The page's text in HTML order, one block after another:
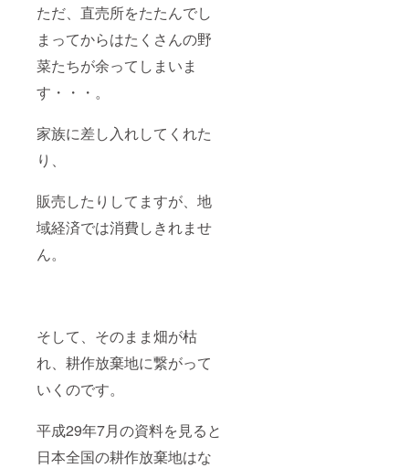
ただ、直売所をたたんでし
まってからはたくさんの野
菜たちが余ってしまいま
す・・・。
家族に差し入れしてくれた
り、
販売したりしてますが、地
域経済では消費しきれませ
ん。
そして、そのまま畑が枯
れ、耕作放棄地に繋がって
いくのです。
平成29年7月の資料を見ると
日本全国の耕作放棄地はな